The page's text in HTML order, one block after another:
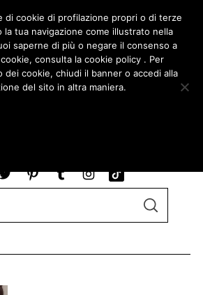
S
H
di cookie di profilazione propri o di terze
la tua navigazione come illustrato nella
saperne di più o negare il consenso a
consulta la cookie policy . Per
dei cookie, chiudi il banner o accedi alla
del sito in altra maniera.